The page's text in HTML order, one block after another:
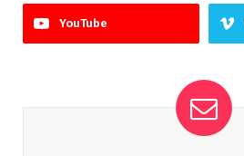
YouTube